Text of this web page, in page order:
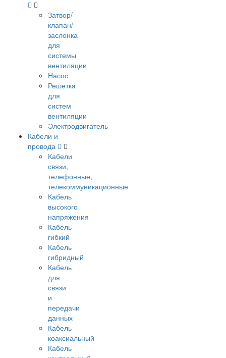
Затвор/
клапан/
заслонка
для
системы
вентиляции
Насос
Решетка
для
систем
вентиляции
Электродвигатель
Кабели и
провода
Кабели
связи,
телефонные,
телекоммуникационные
Кабель
высокого
напряжения
Кабель
гибкий
Кабель
гибридный
Кабель
для
связи
и
передачи
данных
Кабель
коаксиальный
Кабель